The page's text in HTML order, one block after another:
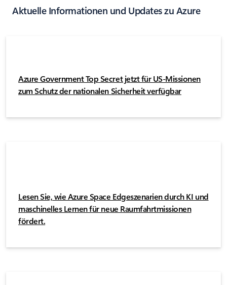
Aktuelle Informationen und Updates zu Azure
Azure Government Top Secret jetzt für US-Missionen
zum Schutz der nationalen Sicherheit verfügbar
Lesen Sie, wie Azure Space Edgeszenarien durch KI und
maschinelles Lernen für neue Raumfahrtmissionen
fördert.